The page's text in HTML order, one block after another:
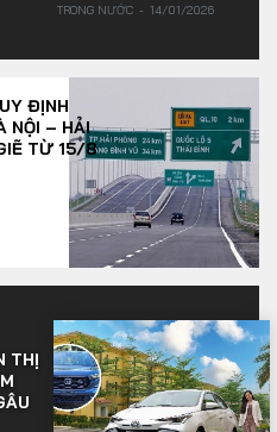
TRONG NƯỚC 14/01/2026
ĐỊNH
NỘI – HẢI
TỪ 15/8
THỊ